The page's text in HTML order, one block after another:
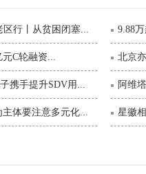
区行丨从贫困闭塞... 9.88
元C轮融资... 北京
携手提升SDV用... 阿维
体要注意多元化... 星徽